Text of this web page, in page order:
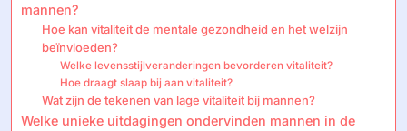
mannen?
Hoe kan vitaliteit de mentale gezondheid en het welzijn
beïnvloeden?
Welke levensstijlveranderingen bevorderen vitaliteit?
Hoe draagt slaap bij aan vitaliteit?
Wat zijn de tekenen van lage vitaliteit bij mannen?
Welke unieke uitdagingen ondervinden mannen in de